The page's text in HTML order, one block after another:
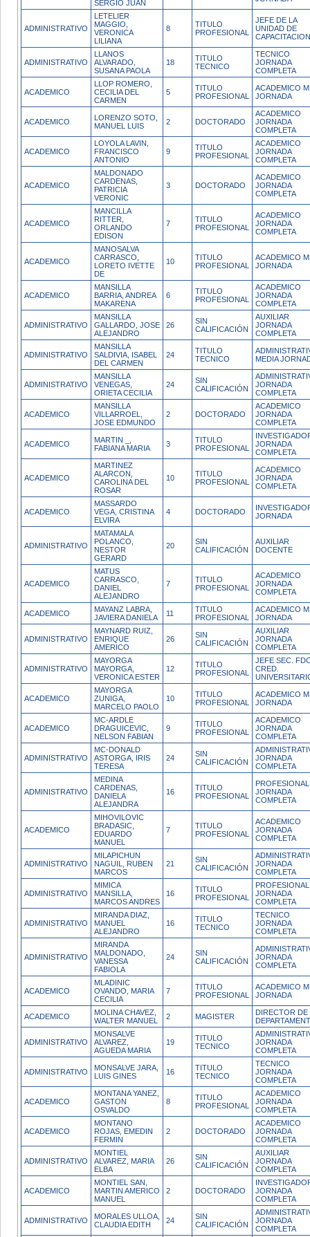
SERGIO JUAN
ADMINISTRATIVO
LETELIER
MAGGIO,
VERONICA
LILIANA
8
TITULO
PROFESIONAL
JEFE DE LA
UNIDAD DE
CAPACITACION
ADMINISTRATIVO
LLANOS
ALVARADO,
SUSANA PAOLA
18
TITULO
TECNICO
TECNICO
JORNADA
COMPLETA
ACADEMICO
LLOP ROMERO,
CECILIA DEL
CARMEN
5
TITULO
PROFESIONAL
ACADEMICO
JORNADA
ACADEMICO
LORENZO SOTO,
MANUEL LUIS
2 DOCTORADO
ACADEMICO
JORNADA
COMPLETA
ACADEMICO
LOYOLA LAVIN,
FRANCISCO
ANTONIO
9
TITULO
PROFESIONAL
ACADEMICO
JORNADA
COMPLETA
ACADEMICO
MALDONADO
CARDENAS,
PATRICIA
VERONIC
3 DOCTORADO
ACADEMICO
JORNADA
COMPLETA
ACADEMICO
MANCILLA
RITTER,
ORLANDO
EDISON
7
TITULO
PROFESIONAL
ACADEMICO
JORNADA
COMPLETA
ACADEMICO
MANOSALVA
CARRASCO,
LORETO IVETTE
DE
10
TITULO
PROFESIONAL
ACADEMICO
JORNADA
ACADEMICO
MANSILLA
BARRIA, ANDREA
MAKARENA
6
TITULO
PROFESIONAL
ACADEMICO
JORNADA
COMPLETA
ADMINISTRATIVO
MANSILLA
GALLARDO, JOSE
ALEJANDRO
26
SIN
CALIFICACIÓN
AUXILIAR
JORNADA
COMPLETA
ADMINISTRATIVO
MANSILLA
SALDIVIA, ISABEL
DEL CARMEN
24
TITULO
TECNICO
MEDIA
ADMINISTRATIVO
MANSILLA
VENEGAS,
ORIETA CECILIA
24
SIN
CALIFICACIÓN
JORNADA
COMPLETA
ACADEMICO
MANSILLA
VILLARROEL,
JOSE EDMUNDO
2 DOCTORADO
ACADEMICO
JORNADA
COMPLETA
ACADEMICO
MARTIN _,
FABIANA MARIA
3
TITULO
PROFESIONAL
JORNADA
COMPLETA
ACADEMICO
MARTINEZ
ALARCON,
CAROLINA DEL
ROSAR
10
TITULO
PROFESIONAL
ACADEMICO
JORNADA
COMPLETA
ACADEMICO
MASSARDO
VEGA, CRISTINA
ELVIRA
4 DOCTORADO
JORNADA
ADMINISTRATIVO
MATAMALA
POLANCO,
NESTOR
GERARD
20
SIN
CALIFICACIÓN
AUXILIAR
DOCENTE
ACADEMICO
MATUS
CARRASCO,
DANIEL
ALEJANDRO
7
TITULO
PROFESIONAL
ACADEMICO
JORNADA
COMPLETA
ACADEMICO
MAYANZ LABRA,
JAVIERA DANIELA
11
TITULO
PROFESIONAL
ACADEMICO
JORNADA
ADMINISTRATIVO
MAYNARD RUIZ,
ENRIQUE
AMERICO
26
SIN
CALIFICACIÓN
AUXILIAR
JORNADA
COMPLETA
ADMINISTRATIVO
MAYORGA
MAYORGA,
VERONICA ESTER
12
TITULO
PROFESIONAL
JEFE SEC.
CRED.
ACADEMICO
MAYORGA
ZUNIGA,
MARCELO PAOLO
10
TITULO
PROFESIONAL
ACADEMICO
JORNADA
ACADEMICO
MC-ARDLE
DRAGUICEVIC,
NELSON FABIAN
9
TITULO
PROFESIONAL
ACADEMICO
JORNADA
COMPLETA
ADMINISTRATIVO
MC-DONALD
ASTORGA, IRIS
TERESA
24
SIN
CALIFICACIÓN
JORNADA
COMPLETA
ADMINISTRATIVO
MEDINA
CARDENAS,
DANIELA
ALEJANDRA
16
TITULO
PROFESIONAL
PROFESIONAL
JORNADA
COMPLETA
ACADEMICO
MIHOVILOVIC
BRADASIC,
EDUARDO
MANUEL
7
TITULO
PROFESIONAL
ACADEMICO
JORNADA
COMPLETA
ADMINISTRATIVO
MILAPICHUN
NAGUIL, RUBEN
MARCOS
21
SIN
CALIFICACIÓN
JORNADA
COMPLETA
ADMINISTRATIVO
MIMICA
MANSILLA,
MARCOS ANDRES
16
TITULO
PROFESIONAL
PROFESIONAL
JORNADA
COMPLETA
ADMINISTRATIVO
MIRANDA DIAZ,
MANUEL
ALEJANDRO
16
TITULO
TECNICO
TECNICO
JORNADA
COMPLETA
ADMINISTRATIVO
MIRANDA
MALDONADO,
VANESSA
FABIOLA
24
SIN
CALIFICACIÓN
JORNADA
COMPLETA
ACADEMICO
MLADINIC
OVANDO, MARIA
CECILIA
7
TITULO
PROFESIONAL
ACADEMICO
JORNADA
ACADEMICO
MOLINA CHAVEZ,
WALTER MANUEL
2 MAGISTER
DIRECTOR DE
ADMINISTRATIVO
MONSALVE
ALVAREZ,
AGUEDA MARIA
19
TITULO
TECNICO
JORNADA
COMPLETA
ADMINISTRATIVO
MONSALVE JARA,
LUIS GINES
16
TITULO
TECNICO
TECNICO
JORNADA
COMPLETA
ACADEMICO
MONTANA YANEZ,
GASTON
OSVALDO
8
TITULO
PROFESIONAL
ACADEMICO
JORNADA
COMPLETA
ACADEMICO
MONTANO
ROJAS, EMEDIN
FERMIN
2 DOCTORADO
ACADEMICO
JORNADA
COMPLETA
ADMINISTRATIVO
MONTIEL
ALVAREZ, MARIA
ELBA
26
SIN
CALIFICACIÓN
AUXILIAR
JORNADA
COMPLETA
ACADEMICO
MONTIEL SAN,
MARTIN AMERICO
MANUEL
2 DOCTORADO
JORNADA
COMPLETA
ADMINISTRATIVO
MORALES ULLOA,
CLAUDIA EDITH
24
SIN
CALIFICACIÓN
JORNADA
COMPLETA